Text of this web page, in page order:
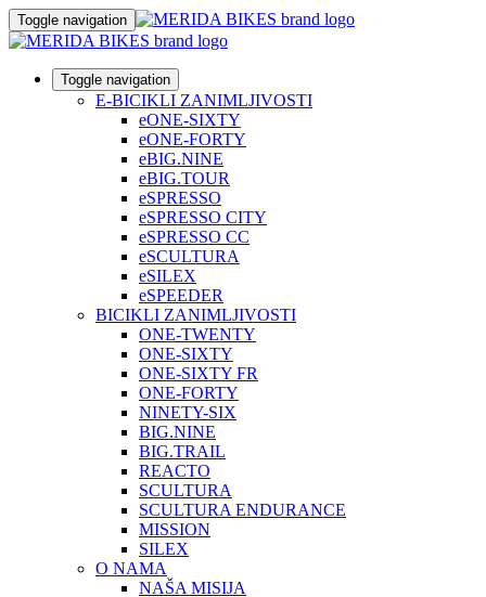
Toggle navigation
Toggle navigation
E-BICIKLI ZANIMLJIVOSTI
eONE-SIXTY
eONE-FORTY
eBIG.NINE
eBIG.TOUR
eSPRESSO
eSPRESSO CITY
eSPRESSO CC
eSCULTURA
eSILEX
eSPEEDER
BICIKLI ZANIMLJIVOSTI
ONE-TWENTY
ONE-SIXTY
ONE-SIXTY FR
ONE-FORTY
NINETY-SIX
BIG.NINE
BIG.TRAIL
REACTO
SCULTURA
SCULTURA ENDURANCE
MISSION
SILEX
O NAMA
NAŠA MISIJA